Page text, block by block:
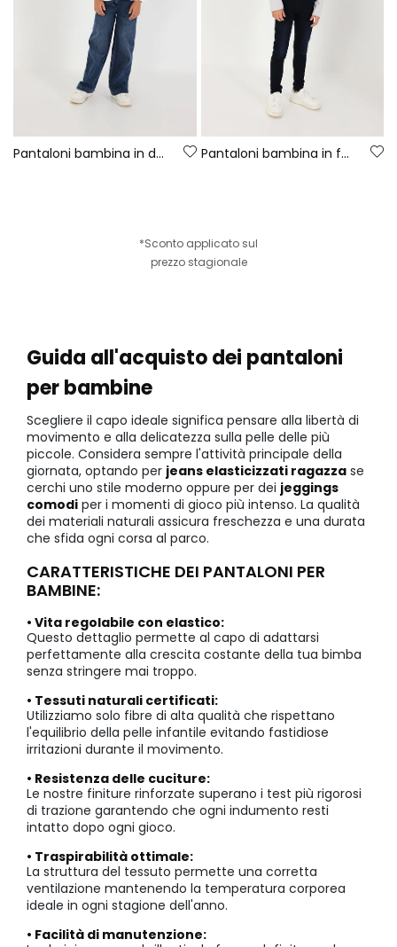
Pantaloni bambina in denim elasticizzato blu Pantaloni bambina in felpa denim blu navy
*Sconto applicato sul
prezzo stagionale
Guida all'acquisto dei pantaloni
per bambine
Scegliere il capo ideale significa pensare alla libertà di
movimento e alla delicatezza sulla pelle delle più
piccole. Considera sempre l'attività principale della
giornata, optando per jeans elasticizzati ragazza se
cerchi uno stile moderno oppure per dei jeggings
comodi per i momenti di gioco più intenso. La qualità
dei materiali naturali assicura freschezza e una durata
che sfida ogni corsa al parco.
CARATTERISTICHE DEI PANTALONI PER
BAMBINE:
• Vita regolabile con elastico:
Questo dettaglio permette al capo di adattarsi
perfettamente alla crescita costante della tua bimba
senza stringere mai troppo.
• Tessuti naturali certificati:
Utilizziamo solo fibre di alta qualità che rispettano
l'equilibrio della pelle infantile evitando fastidiose
irritazioni durante il movimento.
• Resistenza delle cuciture:
Le nostre finiture rinforzate superano i test più rigorosi
di trazione garantendo che ogni indumento resti
intatto dopo ogni gioco.
• Traspirabilità ottimale:
La struttura del tessuto permette una corretta
ventilazione mantenendo la temperatura corporea
ideale in ogni stagione dell'anno.
• Facilità di manutenzione: